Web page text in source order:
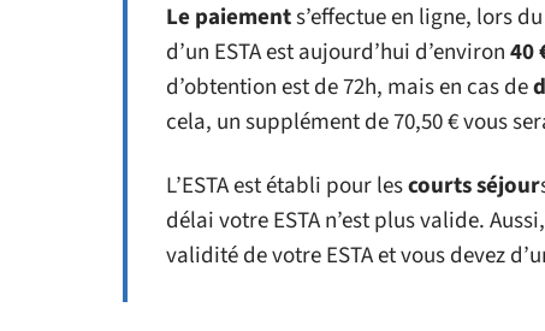
Le paiements’effectue en ligne, lors
d’un ESTA est aujourd’hui d’environ40
d’obtention est de 72h, mais en cas de
cela, un supplément de 70,50 € vous
L’ESTA est établi pour lescourts séjour
délai votre ESTA n’est plus valide.
validité de votre ESTA et vous devez